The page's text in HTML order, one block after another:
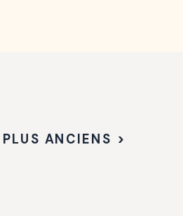
ANCIENS >